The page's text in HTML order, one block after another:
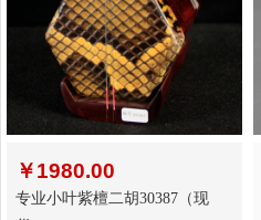
￥1980.00
专业小叶紫檀二胡30387（现